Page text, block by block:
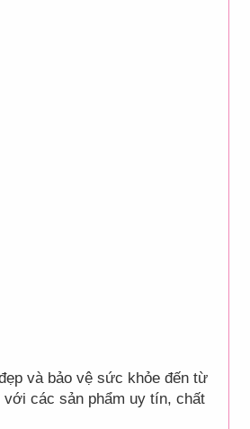
và bảo vệ sức khỏe đến từ
các sản phẩm uy tín, chất